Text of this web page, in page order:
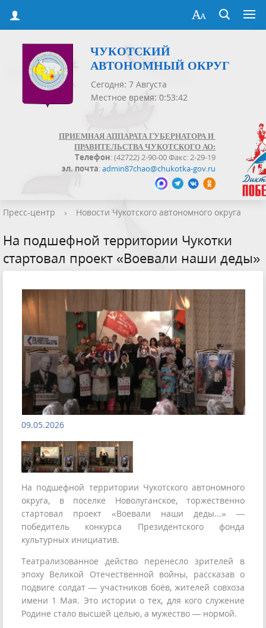
ЧУКОТСКИЙ
АВТОНОМНЫЙ ОКРУГ
Сегодня: 7 Августа
Местное время: 0:53:43
ПРИЕМНАЯ АППАРАТА ГУБЕРНАТОРА И
ПРАВИТЕЛЬСТВА ЧУКОТСКОГО АО:
Телефон: (42722) 2-90-00 Факс: 2-29-19
эл. почта:admin87chao@chukotka-gov.ru
Пресс-центр › Новости Чукотского автономного округа
На подшефной территории Чукотки
стартовал проект «Воевали наши деды»
09.05.2026
На подшефной территории Чукотского автономного
округа, в поселке Новолуганское, торжественно
стартовал проект «Воевали наши деды...» —
победитель конкурса Президентского фонда
культурных инициатив.
Театрализованное действо перенесло зрителей в
эпоху Великой Отечественной войны, рассказав о
подвиге солдат — участников боёв, жителей совхоза
имени 1 Мая. Это истории о тех, для кого служение
Родине стало высшей целью, а мужество — нормой.